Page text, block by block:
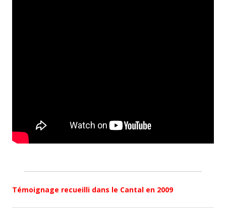
Témoignage recueilli dans le Cantal en 2009